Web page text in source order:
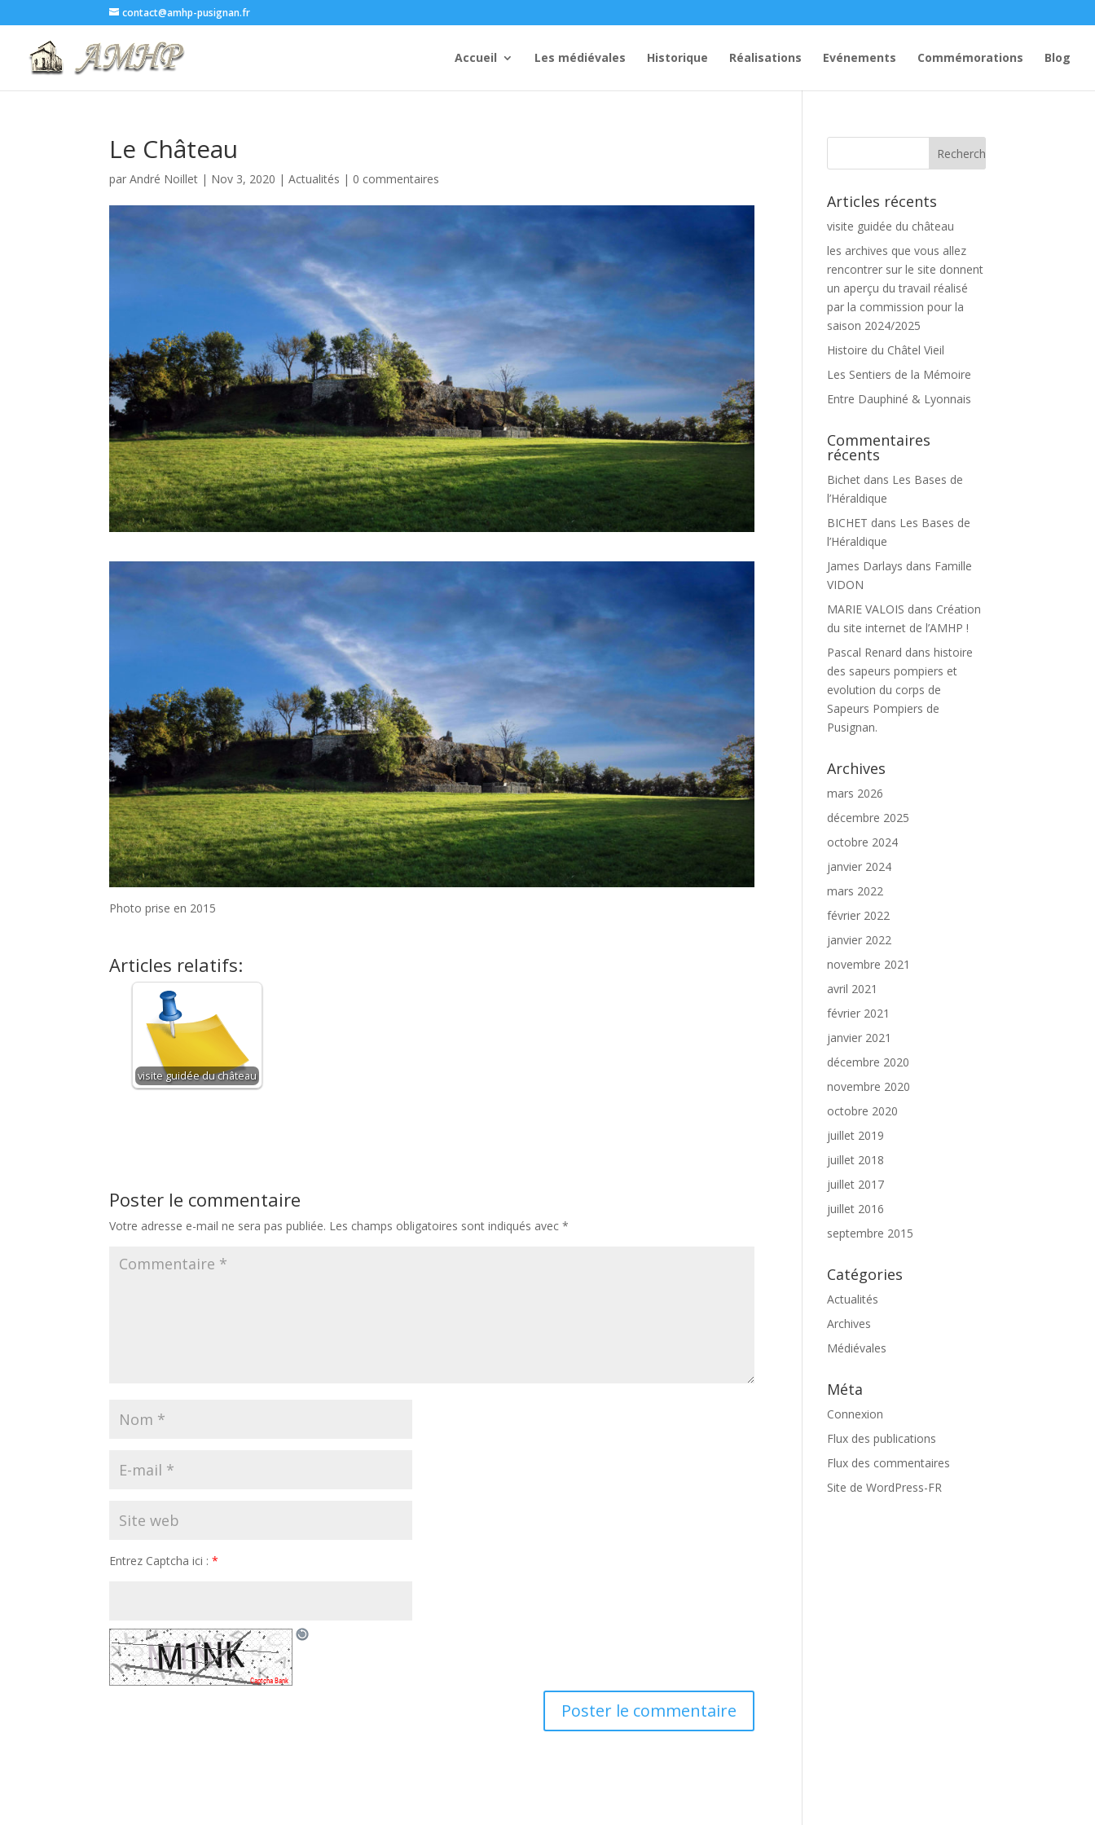
contact@amhp-pusignan.fr
Accueil Les médiévales Historique Réalisations Evénements Commémorations Blog
Le Château
parAndré Noillet | Nov 3, 2020 |Actualités | 0 commentaires
Photo prise en 2015
Articles relatifs:
visite guidée du château
Poster le commentaire
Votre adresse e-mail ne sera pas publiée. Les champs obligatoires sont indiqués avec*
Entrez Captcha ici :*
Articles récents
visite guidée du château
les archives que vous allez
rencontrer sur le site donnent
un aperçu du travail réalisé
par la commission pour la
saison 2024/2025
Histoire du Châtel Vieil
Les Sentiers de la Mémoire
Entre Dauphiné & Lyonnais
Commentaires
récents
Bichet dans Les Bases de
l’Héraldique
BICHET dans Les Bases de
l’Héraldique
James Darlays dans Famille
VIDON
MARIE VALOIS dans Création
du site internet de l’AMHP !
Pascal Renard danshistoire
des sapeurs pompiers et
evolution du corps de
Sapeurs Pompiers de
Pusignan.
Archives
mars 2026
décembre 2025
octobre 2024
janvier 2024
mars 2022
février 2022
janvier 2022
novembre 2021
avril 2021
février 2021
janvier 2021
décembre 2020
novembre 2020
octobre 2020
juillet 2019
juillet 2018
juillet 2017
juillet 2016
septembre 2015
Catégories
Actualités
Archives
Médiévales
Méta
Connexion
Flux des publications
Flux des commentaires
Site de WordPress-FR